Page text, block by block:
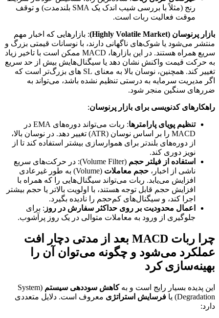
رنج (مثلاً با بررسی شیب اندک یک SMA بلندمدت) و توقف
موقت فعالیت ربات است.
بازار پرنوسان (Highly Volatile Market)
: بازارهایی که اخبار مهم
منتشر می‌شود یا شوک‌های ناگهانی دارند، با نوسانات قیمتی بزرگ و
سریع همراه هستند. در این بازارها، MACD ممکن است با تاخیر زیاد
به حرکت قیمت واکنش نشان دهد یا سیگنال‌هایش بیش از حد سریع
تغییر کند. همچنین، نوسان بالا به معنای SL های بزرگ‌تر است که
اگر مدیریت سرمایه به درستی تنظیم نشده باشد، می‌تواند به
ضررهای سنگین منجر شود.
راهکارهای کدنویسی برای بازار پرنوسان:
تنظیم پویای پارامترها
: ربات می‌تواند دوره‌های EMA در
MACD را بر اساس نوسان (ATR) تغییر دهد. در نوسان بالا،
از دوره‌های بلندتر برای هموارسازی بیشتر استفاده کند تا از
نویز دوری کند.
استفاده از فیلتر حجم
(Volume Filter): در حرکت‌های سریع
ناشی از اخبار، حجم معاملات
(Volume) به طور غیرعادی
افزایش می‌یابد. ربات می‌تواند سیگنال‌هایی را که همراه با
افزایش حجم قابل توجه هستند، با اولویت بالاتر یا حجم بیشتر
اجرا کند، و سیگنال‌های کم‌حجم را نادیده بگیرد.
اعمال محدودیت بر روی حداکثر سفارش در روز : برای
جلوگیری از ورود به معاملات متوالی در یک روز پرآشوب.
چرا ربات MACD بعد از مدتی دچار افت
عملکرد می‌شود و چگونه می‌توان آن را
بهینه‌سازی کرد
این پدیده بسیار رایج است و بهکاهش سوددهی سیستم (System
Degradation) یا
فرسایش استراتژی معروف است. دلایل متعددی
دارد: